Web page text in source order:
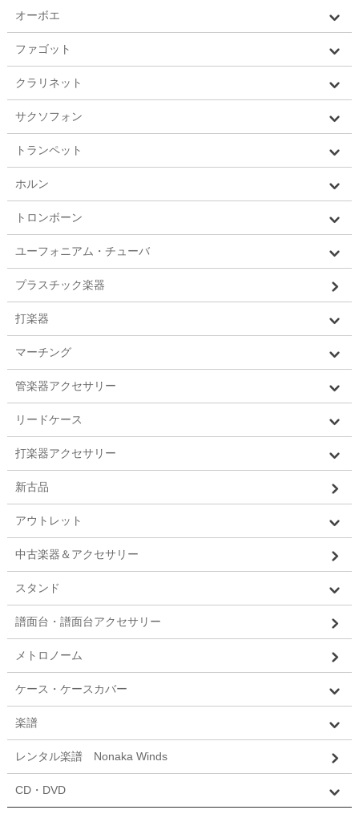
オーボエ
ファゴット
クラリネット
サクソフォン
トランペット
ホルン
トロンボーン
ユーフォニアム・チューバ
プラスチック楽器
打楽器
マーチング
管楽器アクセサリー
リードケース
打楽器アクセサリー
新古品
アウトレット
中古楽器＆アクセサリー
スタンド
譜面台・譜面台アクセサリー
メトロノーム
ケース・ケースカバー
楽譜
レンタル楽譜 Nonaka Winds
CD・DVD